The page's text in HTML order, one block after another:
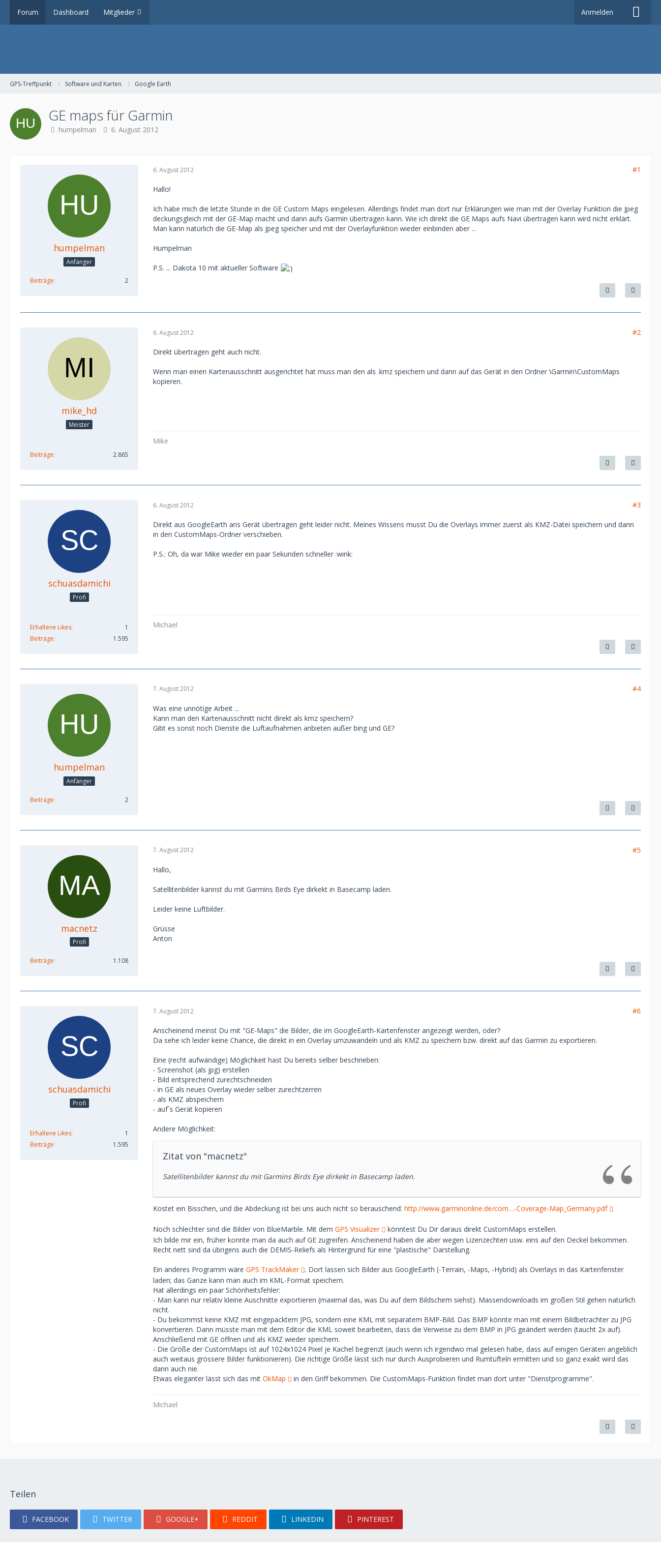
Forum Dashboard Mitglieder Anmelden
GPS-Treffpunkt Software und Karten Google Earth
GE maps für Garmin
humpelman 6. August 2012
humpelman
Anfänger
Beiträge 2
6. August 2012 #1
Hallo!
Ich habe mich die letzte Stunde in die GE Custom Maps eingelesen. Allerdings findet man dort nur Erklärungen wie man mit der Overlay Funktion die Jpeg
deckungsgleich mit der GE-Map macht und dann aufs Garmin übertragen kann. Wie ich direkt die GE Maps aufs Navi übertragen kann wird nicht erklärt.
Man kann natürlich die GE-Map als Jpeg speicher und mit der Overlayfunktion wieder einbinden aber ...
Humpelman
P.S. ... Dakota 10 mit aktueller Software
mike_hd
Meister
Beiträge 2.865
6. August 2012 #2
Direkt übertragen geht auch nicht.
Wenn man einen Kartenausschnitt ausgerichtet hat muss man den als .kmz speichern und dann auf das Gerät in den Ordner \Garmin\CustomMaps
kopieren.
Mike
schuasdamichi
Profi
Erhaltene Likes
1
Beiträge
1.595
6. August 2012 #3
Direkt aus GoogleEarth ans Gerät übertragen geht leider nicht. Meines Wissens musst Du die Overlays immer zuerst als KMZ-Datei speichern und dann
in den CustomMaps-Ordner verschieben.
P.S.: Oh, da war Mike wieder ein paar Sekunden schneller :wink:
Michael
humpelman
Anfänger
Beiträge 2
7. August 2012 #4
Was eine unnötige Arbeit ...
Kann man den Kartenausschnitt nicht direkt als kmz speichern?
Gibt es sonst noch Dienste die Luftaufnahmen anbieten außer bing und GE?
macnetz
Profi
Beiträge 1.108
7. August 2012 #5
Hallo,
Satellitenbilder kannst du mit Garmins Birds Eye dirkekt in Basecamp laden.
Leider keine Luftbilder.
Grüsse
Anton
schuasdamichi
Profi
Erhaltene Likes
1
Beiträge
1.595
7. August 2012 #6
Anscheinend meinst Du mit "GE-Maps" die Bilder, die im GoogleEarth-Kartenfenster angezeigt werden, oder?
Da sehe ich leider keine Chance, die direkt in ein Overlay umzuwandeln und als KMZ zu speichern bzw. direkt auf das Garmin zu exportieren.
Eine (recht aufwändige) Möglichkeit hast Du bereits selber beschrieben:
- Screenshot (als jpg) erstellen
- Bild entsprechend zurechtschneiden
- in GE als neues Overlay wieder selber zurechtzerren
- als KMZ abspeichern
- auf`s Gerät kopieren
Andere Möglichkeit:
Zitat von "macnetz"
Satellitenbilder kannst du mit Garmins Birds Eye dirkekt in Basecamp laden.
Kostet ein Bisschen, und die Abdeckung ist bei uns auch nicht so berauschend: http://www.garminonline.de/com…-Coverage-Map_Germany.pdf
Noch schlechter sind die Bilder von BlueMarble. Mit dem GPS Visualizer
könntest Du Dir daraus direkt CustomMaps erstellen.
Ich bilde mir ein, früher konnte man da auch auf GE zugreifen. Anscheinend haben die aber wegen Lizenzechten usw. eins auf den Deckel bekommen.
Recht nett sind da übrigens auch die DEMIS-Reliefs als Hintergrund für eine "plastische" Darstellung.
Ein anderes Programm wäre GPS TrackMaker
. Dort lassen sich Bilder aus GoogleEarth (-Terrain, -Maps, -Hybrid) als Overlays in das Kartenfenster
laden; das Ganze kann man auch im KML-Format speichern.
Hat allerdings ein paar Schönheitsfehler:
- Man kann nur relativ kleine Auschnitte exportieren (maximal das, was Du auf dem Bildschirm siehst). Massendownloads im großen Stil gehen natürlich
nicht.
- Du bekommst keine KMZ mit eingepacktem JPG, sondern eine KML mit separatem BMP-Bild. Das BMP könnte man mit einem Bildbetrachter zu JPG
konvertieren. Dann müsste man mit dem Editor die KML soweit bearbeiten, dass die Verweise zu dem BMP in JPG geändert werden (taucht 2x auf).
Anschließend mit GE öffnen und als KMZ wieder speichern.
- Die Größe der CustomMaps ist auf 1024x1024 Pixel je Kachel begrenzt (auch wenn ich irgendwo mal gelesen habe, dass auf einigen Geräten angeblich
auch weitaus grössere Bilder funktionieren). Die richtige Größe lässt sich nur durch Ausprobieren und Rumtüfteln ermitten und so ganz exakt wird das
dann auch nie.
Etwas eleganter lässt sich das mit OkMap in den Griff bekommen. Die CustomMaps-Funktion findet man dort unter "Dienstprogramme".
Michael
Teilen
FACEBOOK TWITTER GOOGLE+ REDDIT LINKEDIN PINTEREST